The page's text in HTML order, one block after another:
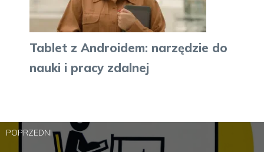
Tablet z Androidem: narzędzie do
nauki i pracy zdalnej
POPRZEDNI